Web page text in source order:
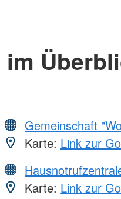
Gemeinschaft
Karte: Link zur
Karte: Link zur